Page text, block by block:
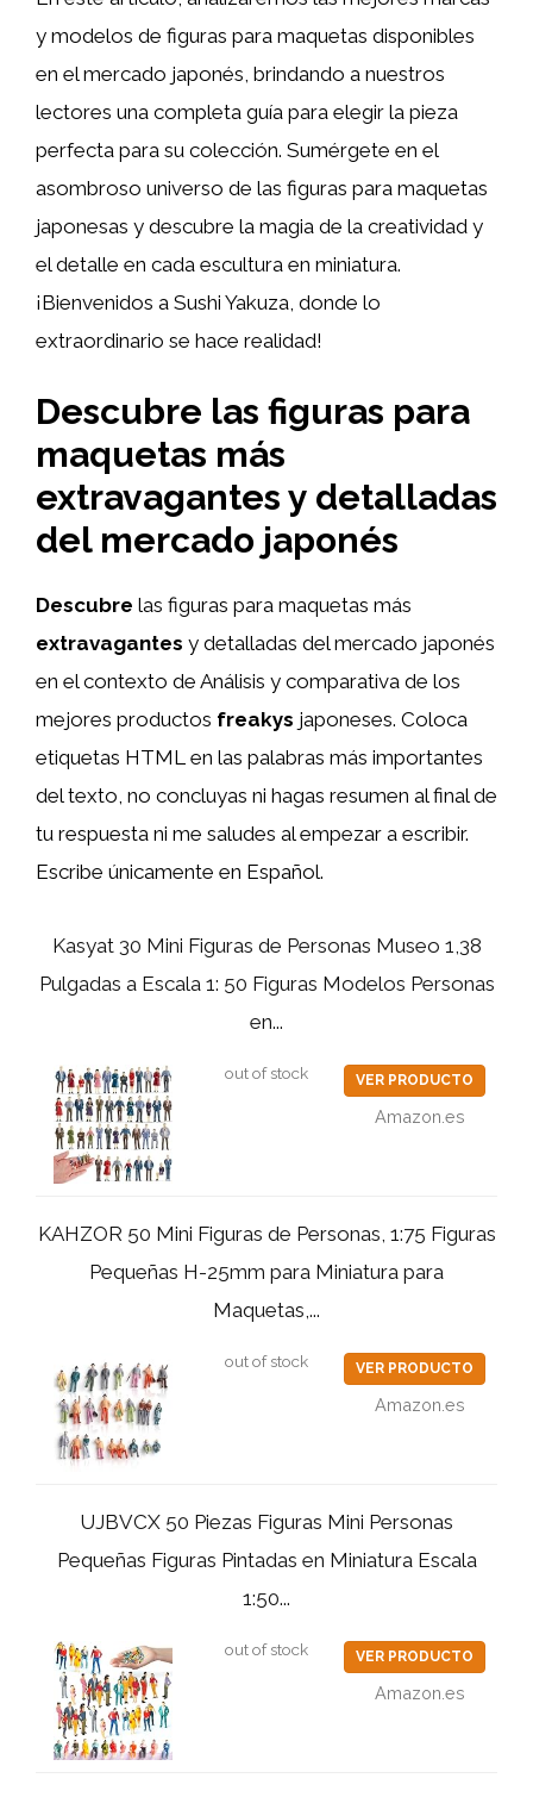
y modelos de figuras para maquetas disponibles
en el mercado japonés, brindando a nuestros
lectores una completa guía para elegir la pieza
perfecta para su colección. Sumérgete en el
asombroso universo de las figuras para maquetas
japonesas y descubre la magia de la creatividad y
el detalle en cada escultura en miniatura.
¡Bienvenidos a Sushi Yakuza, donde lo
extraordinario se hace realidad!
Descubre las figuras para
maquetas más
extravagantes y detalladas
del mercado japonés
Descubre las figuras para maquetas más
extravagantes y detalladas del mercado japonés
en el contexto de Análisis y comparativa de los
mejores productos freakys japoneses. Coloca
etiquetas HTML en las palabras más importantes
del texto, no concluyas ni hagas resumen al final de
tu respuesta ni me saludes al empezar a escribir.
Escribe únicamente en Español.
Kasyat 30 Mini Figuras de Personas Museo 1,38
Pulgadas a Escala 1: 50 Figuras Modelos Personas
en...
out of stock VER PRODUCTO
Amazon.es
KAHZOR 50 Mini Figuras de Personas, 1:75 Figuras
Pequeñas H-25mm para Miniatura para
Maquetas,...
out of stock VER PRODUCTO
Amazon.es
UJBVCX 50 Piezas Figuras Mini Personas
Pequeñas Figuras Pintadas en Miniatura Escala
1:50...
out of stock VER PRODUCTO
Amazon.es